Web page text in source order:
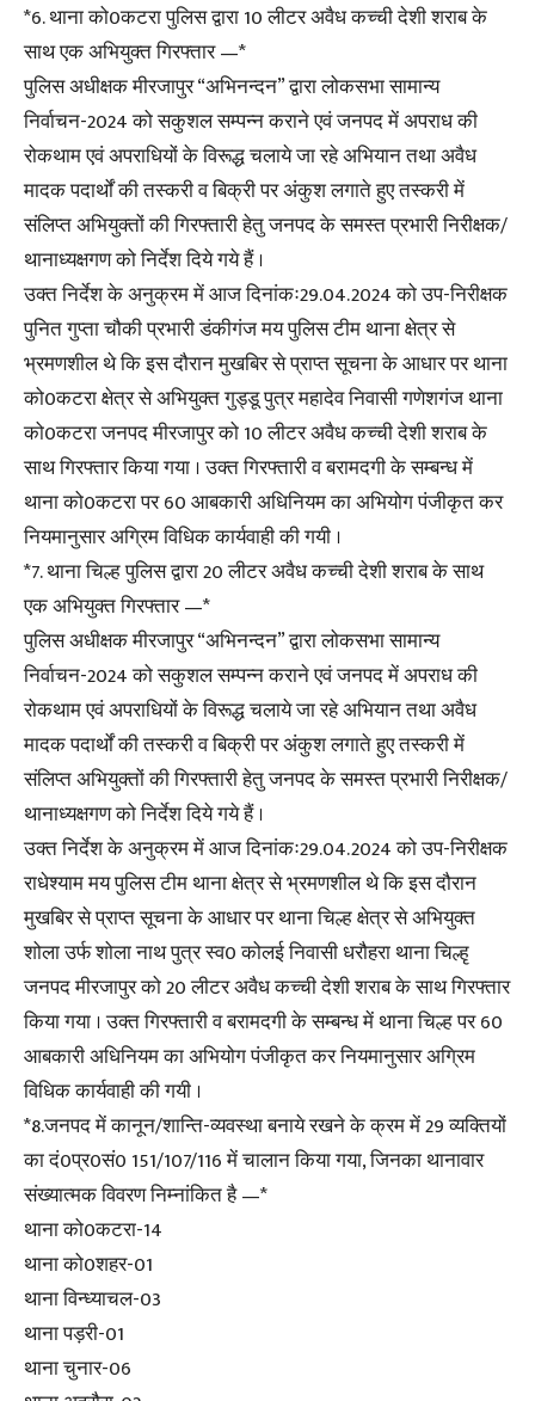
*6. थाना को0कटरा पुलिस द्वारा 10 लीटर अवैध कच्ची देशी शराब के
साथ एक अभियुक्त गिरफ्तार —*
पुलिस अधीक्षक मीरजापुर “अभिनन्दन” द्वारा लोकसभा सामान्य
निर्वाचन-2024 को सकुशल सम्पन्न कराने एवं जनपद में अपराध की
रोकथाम एवं अपराधियों के विरूद्ध चलाये जा रहे अभियान तथा अवैध
मादक पदार्थों की तस्करी व बिक्री पर अंकुश लगाते हुए तस्करी में
संलिप्त अभियुक्तों की गिरफ्तारी हेतु जनपद के समस्त प्रभारी निरीक्षक/
थानाध्यक्षगण को निर्देश दिये गये हैं ।
उक्त निर्देश के अनुक्रम में आज दिनांकः29.04.2024 को उप-निरीक्षक
पुनित गुप्ता चौकी प्रभारी डंकीगंज मय पुलिस टीम थाना क्षेत्र से
भ्रमणशील थे कि इस दौरान मुखबिर से प्राप्त सूचना के आधार पर थाना
को0कटरा क्षेत्र से अभियुक्त गुड्डू पुत्र महादेव निवासी गणेशगंज थाना
को0कटरा जनपद मीरजापुर को 10 लीटर अवैध कच्ची देशी शराब के
साथ गिरफ्तार किया गया । उक्त गिरफ्तारी व बरामदगी के सम्बन्ध में
थाना को0कटरा पर 60 आबकारी अधिनियम का अभियोग पंजीकृत कर
नियमानुसार अग्रिम विधिक कार्यवाही की गयी ।
*7. थाना चिल्ह पुलिस द्वारा 20 लीटर अवैध कच्ची देशी शराब के साथ
एक अभियुक्त गिरफ्तार —*
पुलिस अधीक्षक मीरजापुर “अभिनन्दन” द्वारा लोकसभा सामान्य
निर्वाचन-2024 को सकुशल सम्पन्न कराने एवं जनपद में अपराध की
रोकथाम एवं अपराधियों के विरूद्ध चलाये जा रहे अभियान तथा अवैध
मादक पदार्थों की तस्करी व बिक्री पर अंकुश लगाते हुए तस्करी में
संलिप्त अभियुक्तों की गिरफ्तारी हेतु जनपद के समस्त प्रभारी निरीक्षक/
थानाध्यक्षगण को निर्देश दिये गये हैं ।
उक्त निर्देश के अनुक्रम में आज दिनांकः29.04.2024 को उप-निरीक्षक
राधेश्याम मय पुलिस टीम थाना क्षेत्र से भ्रमणशील थे कि इस दौरान
मुखबिर से प्राप्त सूचना के आधार पर थाना चिल्ह क्षेत्र से अभियुक्त
शोला उर्फ शोला नाथ पुत्र स्व0 कोलई निवासी धरौहरा थाना चिल्हृ
जनपद मीरजापुर को 20 लीटर अवैध कच्ची देशी शराब के साथ गिरफ्तार
किया गया । उक्त गिरफ्तारी व बरामदगी के सम्बन्ध में थाना चिल्ह पर 60
आबकारी अधिनियम का अभियोग पंजीकृत कर नियमानुसार अग्रिम
विधिक कार्यवाही की गयी ।
*8.जनपद में कानून/शान्ति-व्यवस्था बनाये रखने के क्रम में 29 व्यक्तियों
का दं0प्र0सं0 151/107/116 में चालान किया गया, जिनका थानावार
संख्यात्मक विवरण निम्नांकित है —*
थाना को0कटरा-14
थाना को0शहर-01
थाना विन्ध्याचल-03
थाना पड़री-01
थाना चुनार-06